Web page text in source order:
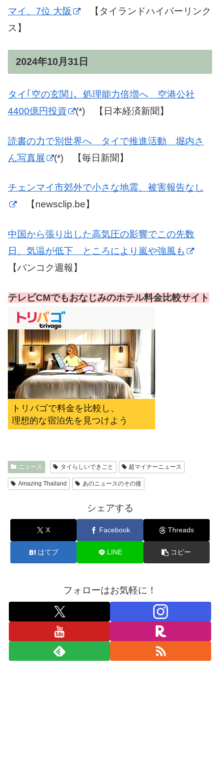
マイ、7位 大阪
【タイランドハイパーリンク
ス】
2024年10月31日
タイ｢空の玄関｣、処理能力倍増へ 空港公社
4400億円投資
(*) 【日本経済新聞】
読書の力で別世界へ タイで推進活動 堀内さ
ん写真展
(*) 【毎日新聞】
チェンマイ市郊外で小さな地震、被害報告なし
【newsclip.be】
中国から張り出した高気圧の影響でこの先数
日、気温が低下 ところにより嵐や強風も
【バンコク週報】
テレビCMでもおなじみのホテル料金比較サイト
ニュース タイらしいできごと 超マイナーニュース
Amazing Thailand あのニュースのその後
シェアする
X Facebook Threads
はてブ LINE コピー
フォローはお気軽に！